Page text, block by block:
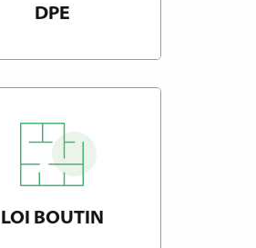
DPE
LOI BOUTIN